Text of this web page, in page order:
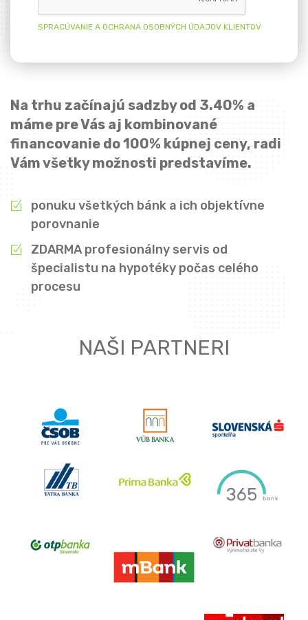
SPRACÚVANIE A OCHRANA OSOBNÝCH ÚDAJOV KLIENTOV
Na trhu začínajú sadzby od 3.40% a
máme pre Vás aj kombinované
financovanie do 100% kúpnej ceny, radi
Vám všetky možnosti predstavíme.
ponuku všetkých bánk a ich objektívne
porovnanie
ZDARMA profesionálny servis od
špecialistu na hypotéky počas celého
procesu
NAŠI PARTNERI